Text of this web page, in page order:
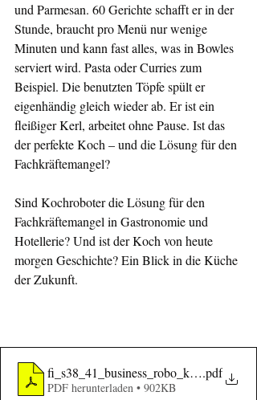
und Parmesan. 60 Gerichte schafft er in der
Stunde, braucht pro Menü nur wenige
Minuten und kann fast alles, was in Bowles
serviert wird. Pasta oder Curries zum
Beispiel. Die benutzten Töpfe spült er
eigenhändig gleich wieder ab. Er ist ein
fleißiger Kerl, arbeitet ohne Pause. Ist das
der perfekte Koch – und die Lösung für den
Fachkräftemangel?
Sind Kochroboter die Lösung für den
Fachkräftemangel in Gastronomie und
Hotellerie? Und ist der Koch von heute
morgen Geschichte? Ein Blick in die Küche
der Zukunft.
fi_s38_41_business_robo_kitchen
.pdf
PDF herunterladen • 902KB